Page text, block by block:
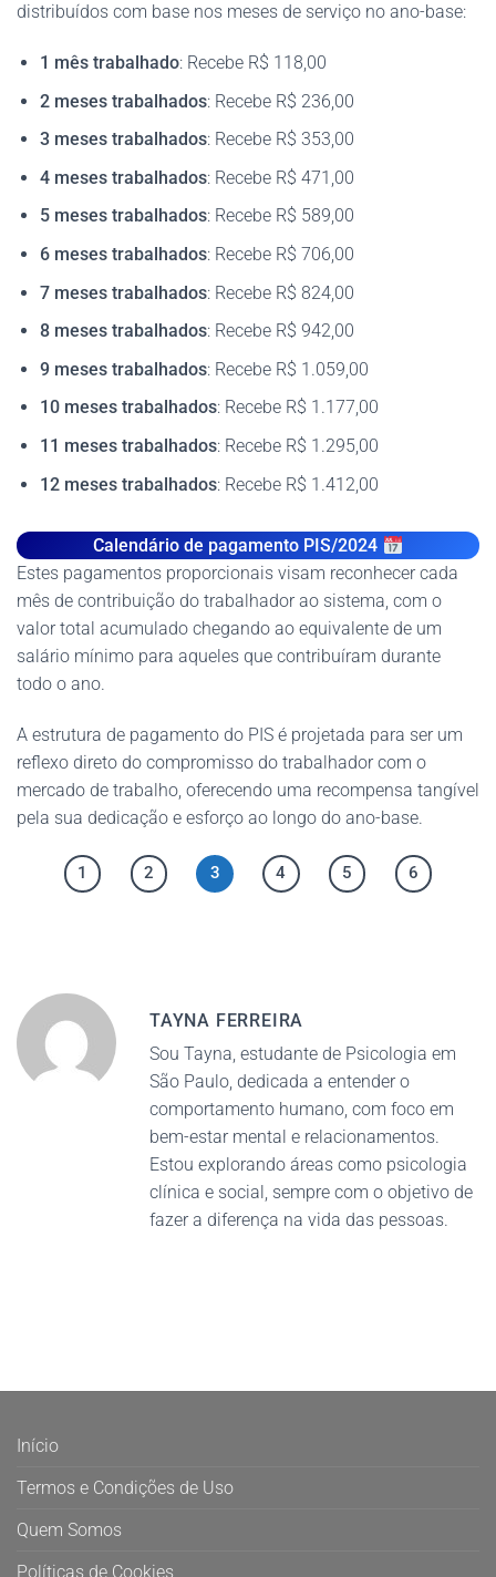
distribuídos com base nos meses de serviço no ano-base:
1 mês trabalhado: Recebe R$ 118,00
2 meses trabalhados: Recebe R$ 236,00
3 meses trabalhados: Recebe R$ 353,00
4 meses trabalhados: Recebe R$ 471,00
5 meses trabalhados: Recebe R$ 589,00
6 meses trabalhados: Recebe R$ 706,00
7 meses trabalhados: Recebe R$ 824,00
8 meses trabalhados: Recebe R$ 942,00
9 meses trabalhados: Recebe R$ 1.059,00
10 meses trabalhados: Recebe R$ 1.177,00
11 meses trabalhados: Recebe R$ 1.295,00
12 meses trabalhados: Recebe R$ 1.412,00
Calendário de pagamento PIS/2024
Estes pagamentos proporcionais visam reconhecer cada
mês de contribuição do trabalhador ao sistema, com o
valor total acumulado chegando ao equivalente de um
salário mínimo para aqueles que contribuíram durante
todo o ano.
A estrutura de pagamento do PIS é projetada para ser um
reflexo direto do compromisso do trabalhador com o
mercado de trabalho, oferecendo uma recompensa tangível
pela sua dedicação e esforço ao longo do ano-base.
1 2 3 4 5 6
TAYNA FERREIRA
Sou Tayna, estudante de Psicologia em
São Paulo, dedicada a entender o
comportamento humano, com foco em
bem-estar mental e relacionamentos.
Estou explorando áreas como psicologia
clínica e social, sempre com o objetivo de
fazer a diferença na vida das pessoas.
Início
Termos e Condições de Uso
Quem Somos
Políticas de Cookies